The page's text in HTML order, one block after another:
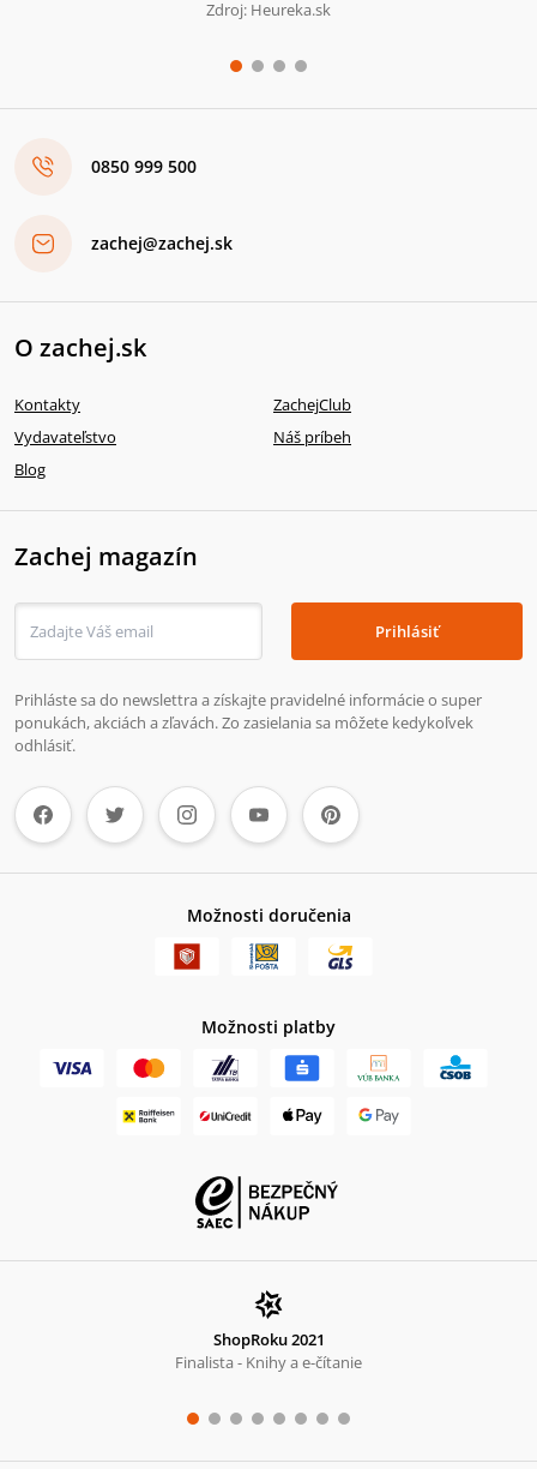
Zdroj: Heureka.sk
0850 999 500
zachej@zachej.sk
O zachej.sk
Kontakty
ZachejClub
Vydavateľstvo
Náš príbeh
Blog
Zachej magazín
Prihlásiť
Prihláste sa do newslettra a získajte pravidelné informácie o super
ponukách, akciách a zľavách. Zo zasielania sa môžete kedykoľvek
odhlásiť.
Možnosti doručenia
Možnosti platby
ShopRoku 2021
Finalista - Knihy a e-čítanie